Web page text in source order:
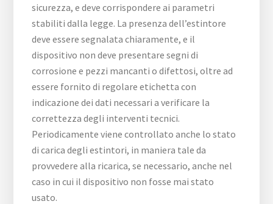
sicurezza, e deve corrispondere ai parametri
stabiliti dalla legge. La presenza dell’estintore
deve essere segnalata chiaramente, e il
dispositivo non deve presentare segni di
corrosione e pezzi mancanti o difettosi, oltre ad
essere fornito di regolare etichetta con
indicazione dei dati necessari a verificare la
correttezza degli interventi tecnici.
Periodicamente viene controllato anche lo stato
di carica degli estintori, in maniera tale da
provvedere alla ricarica, se necessario, anche nel
caso in cui il dispositivo non fosse mai stato
usato.